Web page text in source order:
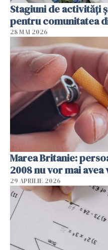
Stagiuni de activități
pentru comunitatea
28 MAI 2026
Marea Britanie:
2008 nu vor mai avea
29 APRILIE 2026